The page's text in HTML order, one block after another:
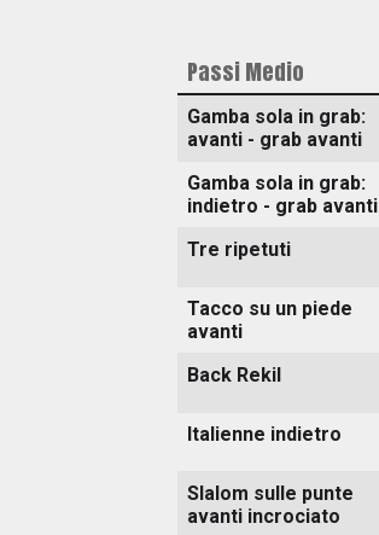
Passi Medio
Gamba sola in grab:
avanti - grab avanti
Gamba sola in grab:
indietro - grab avanti
Tre ripetuti
Tacco su un piede
avanti
Back Rekil
Italienne indietro
Slalom sulle punte
avanti incrociato